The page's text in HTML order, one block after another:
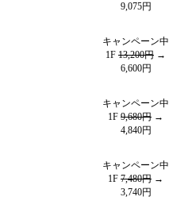
9,075円
キャンペーン中
1F 13,200円 →
6,600円
キャンペーン中
1F 9,680円 →
4,840円
キャンペーン中
1F 7,480円 →
3,740円